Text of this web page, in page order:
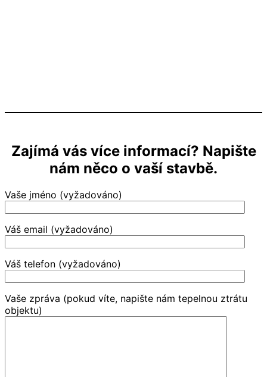
Zajímá vás více informací? Napište
nám něco o vaší stavbě.
Vaše jméno (vyžadováno)
Váš email (vyžadováno)
Váš telefon (vyžadováno)
Vaše zpráva (pokud víte, napište nám tepelnou ztrátu
objektu)